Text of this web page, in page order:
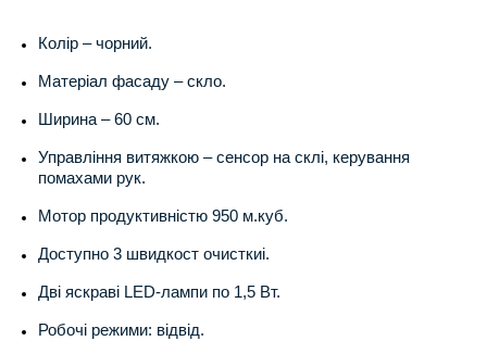
Колір – чорний.
Матеріал фасаду – скло.
Ширина – 60 см.
Управління витяжкою – сенсор на склі, керування
помахами рук.
Мотор продуктивністю 950 м.куб.
Доступно 3 швидкост очисткиі.
Дві яскраві LED-лампи по 1,5 Вт.
Робочі режими: відвід.